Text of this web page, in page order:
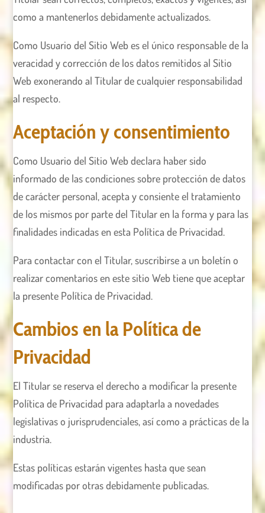
como a mantenerlos debidamente actualizados.
Como Usuario del Sitio Web es el único responsable de la
veracidad y corrección de los datos remitidos al Sitio
Web exonerando al Titular de cualquier responsabilidad
al respecto.
Aceptación y consentimiento
Como Usuario del Sitio Web declara haber sido
informado de las condiciones sobre protección de datos
de carácter personal, acepta y consiente el tratamiento
de los mismos por parte del Titular en la forma y para las
finalidades indicadas en esta Política de Privacidad.
Para contactar con el Titular, suscribirse a un boletín o
realizar comentarios en este sitio Web tiene que aceptar
la presente Política de Privacidad.
Cambios en la Política de
Privacidad
El Titular se reserva el derecho a modificar la presente
Política de Privacidad para adaptarla a novedades
legislativas o jurisprudenciales, así como a prácticas de la
industria.
Estas políticas estarán vigentes hasta que sean
modificadas por otras debidamente publicadas.